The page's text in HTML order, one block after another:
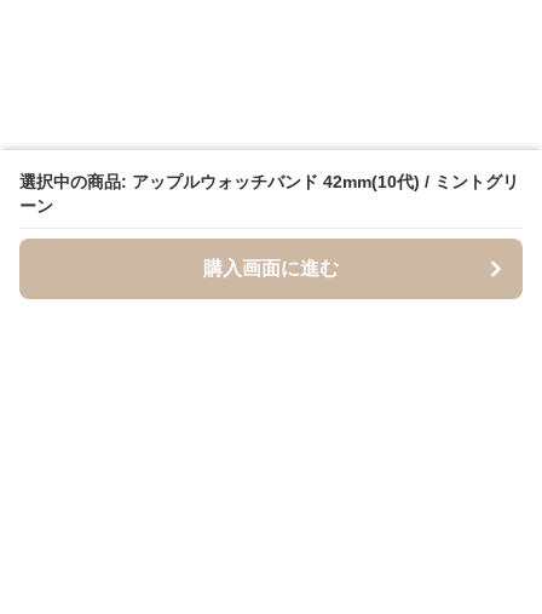
選択中の商品: アップルウォッチバンド 42mm(10代) / ミントグリ
ーン
購入画面に進む